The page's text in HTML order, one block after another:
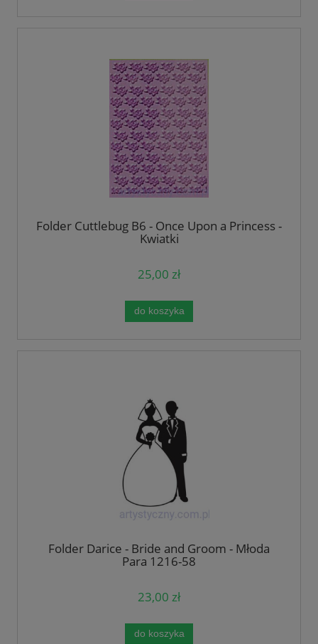
Folder Cuttlebug B6 - Once Upon a Princess -
Kwiatki
25,00 zł
do koszyka
Folder Darice - Bride and Groom - Młoda
Para 1216-58
23,00 zł
do koszyka